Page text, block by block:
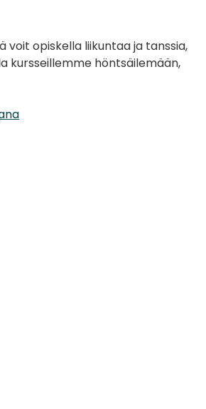
voit opiskella liikuntaa ja tanssia,
kursseillemme höntsäilemään,